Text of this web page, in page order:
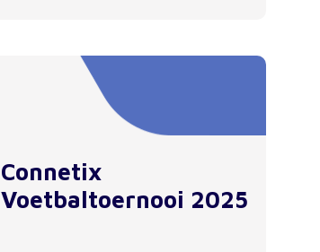
Connetix
Voetbaltoernooi 2025